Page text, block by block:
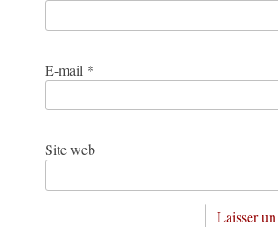
E-mail *
Site web